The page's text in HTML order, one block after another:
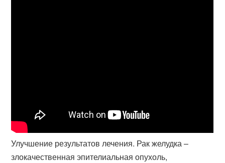
Улучшение результатов лечения. Рак желудка –
злокачественная эпителиальная опухоль,